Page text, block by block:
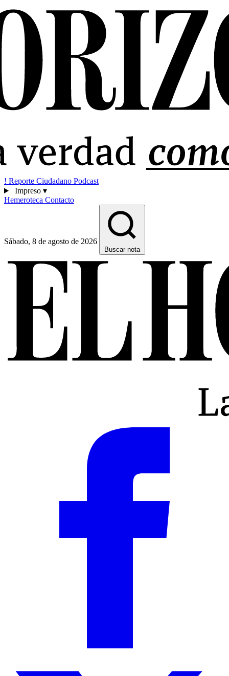
! Reporte Ciudadano Podcast
Impreso ▾
Hemeroteca Contacto
Sábado, 8 de agosto de 2026
Buscar nota